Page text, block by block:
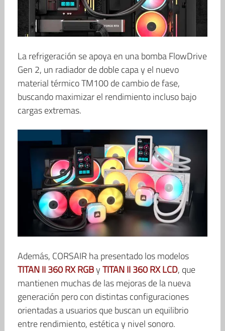
La refrigeración se apoya en una bomba FlowDrive
Gen 2, un radiador de doble capa y el nuevo
material térmico TM100 de cambio de fase,
buscando maximizar el rendimiento incluso bajo
cargas extremas.
Además, CORSAIR ha presentado los modelos
TITAN II 360 RX RGByTITAN II 360 RX LCD, que
mantienen muchas de las mejoras de la nueva
generación pero con distintas configuraciones
orientadas a usuarios que buscan un equilibrio
entre rendimiento, estética y nivel sonoro.